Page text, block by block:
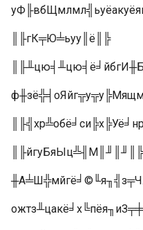
║╟гК╤Ю╧ьуу║ё║╠
║╟йгуБяЫц╩╢М║╜║╜║╠